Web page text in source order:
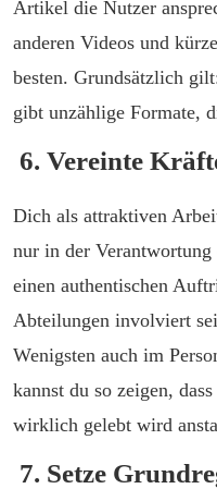
Artikel die Nutzer
anderen Videos und
besten. Grundsätzlich
gibt unzählige Formate,
6. Vereinte
Dich als attraktiven
nur in der
einen authentischen
Abteilungen involviert
Wenigsten auch im
kannst du so zeigen,
wirklich gelebt wird
7. Setze